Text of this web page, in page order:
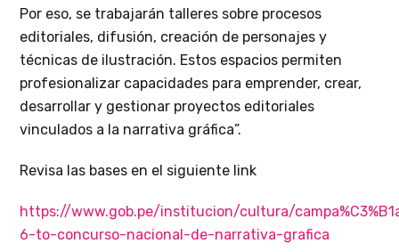
Por eso, se trabajarán talleres sobre procesos
editoriales, difusión, creación de personajes y
técnicas de ilustración. Estos espacios permiten
profesionalizar capacidades para emprender, crear,
desarrollar y gestionar proyectos editoriales
vinculados a la narrativa gráfica”.
Revisa las bases en el siguiente link
https://www.gob.pe/institucion/cultura/
6-to-concurso-nacional-de-narrativa-grafica